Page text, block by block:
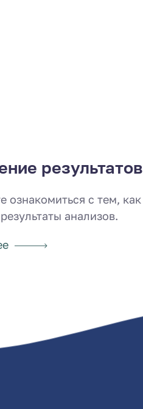
результатов
ознакомиться с тем, как
анализов.